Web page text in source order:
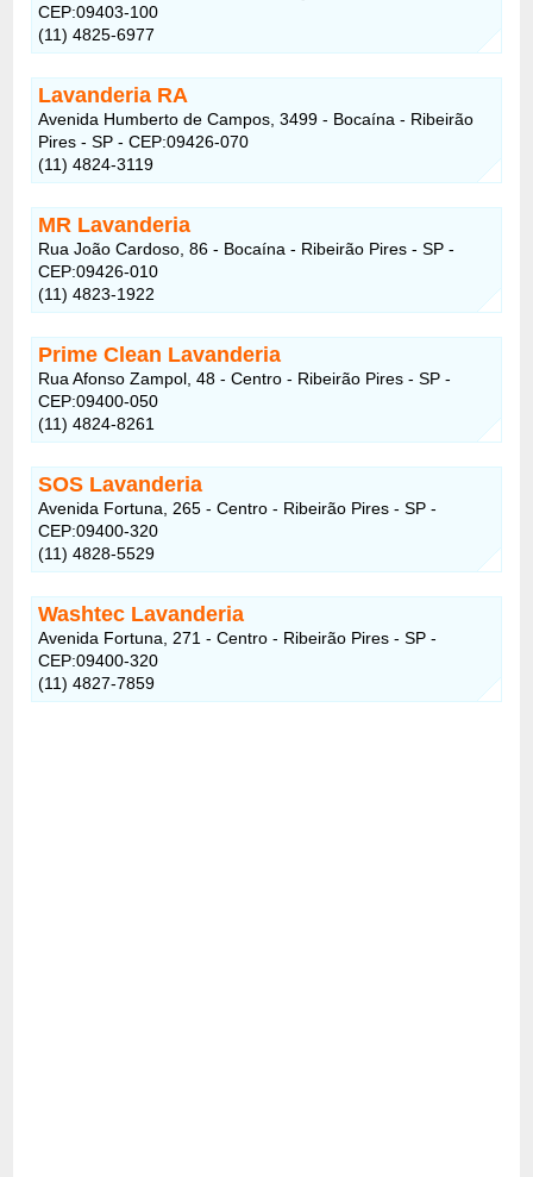
CEP:09403-100
(11) 4825-6977
Lavanderia RA
Avenida Humberto de Campos, 3499 - Bocaína - Ribeirão
Pires - SP - CEP:09426-070
(11) 4824-3119
MR Lavanderia
Rua João Cardoso, 86 - Bocaína - Ribeirão Pires - SP -
CEP:09426-010
(11) 4823-1922
Prime Clean Lavanderia
Rua Afonso Zampol, 48 - Centro - Ribeirão Pires - SP -
CEP:09400-050
(11) 4824-8261
SOS Lavanderia
Avenida Fortuna, 265 - Centro - Ribeirão Pires - SP -
CEP:09400-320
(11) 4828-5529
Washtec Lavanderia
Avenida Fortuna, 271 - Centro - Ribeirão Pires - SP -
CEP:09400-320
(11) 4827-7859